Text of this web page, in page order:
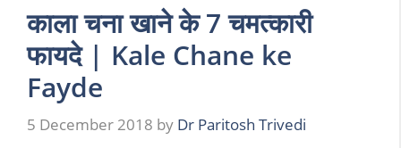
काला चना खाने के 7 चमत्कारी
फायदे | Kale Chane ke
Fayde
5 December 2018 by Dr Paritosh Trivedi